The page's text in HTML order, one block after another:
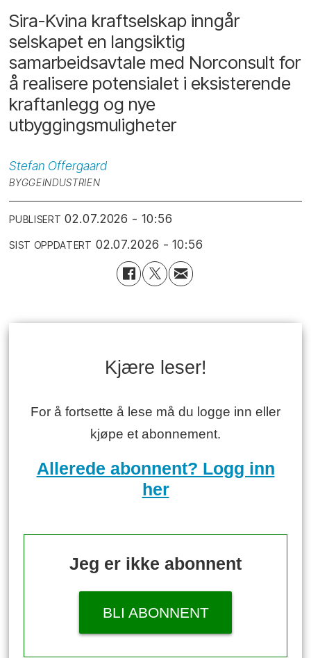
Sira-Kvina kraftselskap inngår
selskapet en langsiktig
samarbeidsavtale med Norconsult for
å realisere potensialet i eksisterende
kraftanlegg og nye
utbyggingsmuligheter
Stefan Offergaard
BYGGEINDUSTRIEN
PUBLISERT 02.07.2026 - 10:56
SIST OPPDATERT 02.07.2026 - 10:56
Kjære leser!
For å fortsette å lese må du logge inn eller
kjøpe et abonnement.
Allerede abonnent? Logg inn
her
Jeg er ikke abonnent
BLI ABONNENT